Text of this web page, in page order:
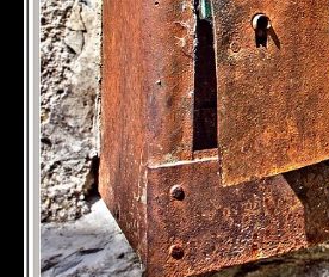
DÉTAILS